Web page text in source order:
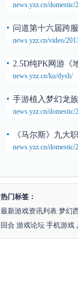
news.yzz.cn/
问道第十六届跨
news.yzz.cn/video/
2.5D纯PK网游《
news.yzz.cn/ku/dysh/
手游植入梦幻龙
news.yzz.cn/
《马尔斯》九大
news.yzz.cn/
热门标签：
最新游戏资讯列表 梦幻
回合 游戏论坛 手机游戏